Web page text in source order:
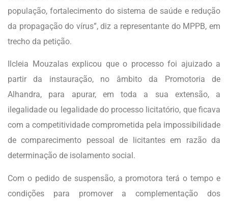
população, fortalecimento do sistema de saúde e redução
da propagação do vírus”, diz a representante do MPPB, em
trecho da petição.
Ilcleia Mouzalas explicou que o processo foi ajuizado a
partir da instauração, no âmbito da Promotoria de
Alhandra, para apurar, em toda a sua extensão, a
ilegalidade ou legalidade do processo licitatório, que ficava
com a competitividade comprometida pela impossibilidade
de comparecimento pessoal de licitantes em razão da
determinação de isolamento social.
Com o pedido de suspensão, a promotora terá o tempo e
condições para promover a complementação dos